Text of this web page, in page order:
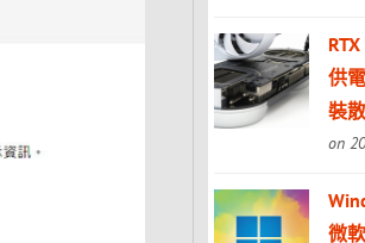
供
裝
on
微